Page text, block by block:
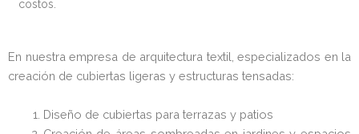
costos.
En nuestra empresa de arquitectura textil, especializados en la
creación de cubiertas ligeras y estructuras tensadas:
Diseño de cubiertas para terrazas y patios